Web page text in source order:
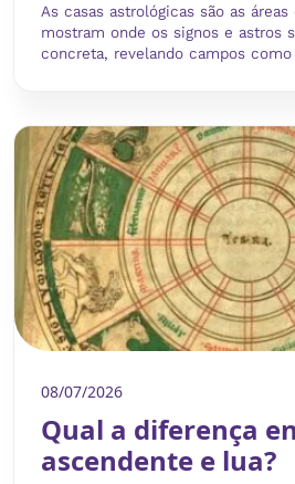
As casas astrológicas são as
mostram onde os signos e astros
concreta, revelando campos
08/07/2026
Qual a diferença
ascendente e lua?